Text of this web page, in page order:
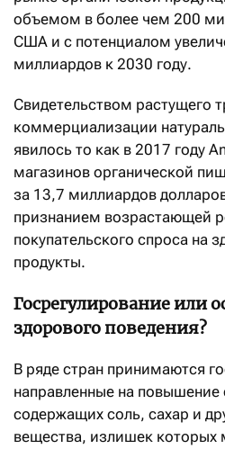
объемом в более чем 200
США и с потенциалом
миллиардов к 2030 году.
Свидетельством растущего
коммерциализации
явилось то как в 2017 году
магазинов органической
за 13,7 миллиардов
признанием возрастающей
покупательского спроса на
продукты.
Госрегулирование или
здорового поведения?
В ряде стран принимаются
направленные на повышение
содержащих соль, сахар и
вещества, излишек которых